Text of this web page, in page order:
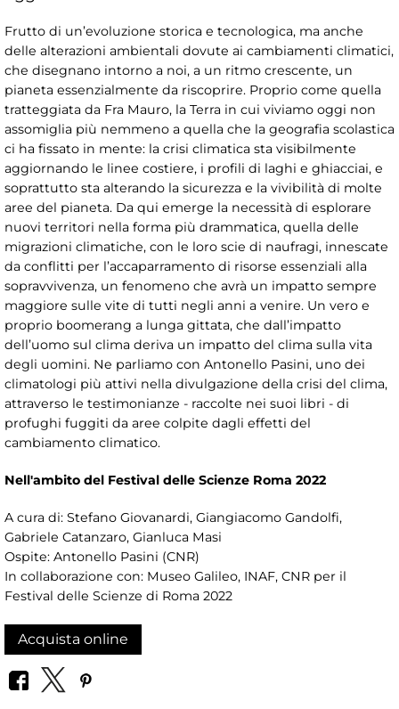
Frutto di un’evoluzione storica e tecnologica, ma anche
delle alterazioni ambientali dovute ai cambiamenti climatici,
che disegnano intorno a noi, a un ritmo crescente, un
pianeta essenzialmente da riscoprire. Proprio come quella
tratteggiata da Fra Mauro, la Terra in cui viviamo oggi non
assomiglia più nemmeno a quella che la geografia scolastica
ci ha fissato in mente: la crisi climatica sta visibilmente
aggiornando le linee costiere, i profili di laghi e ghiacciai, e
soprattutto sta alterando la sicurezza e la vivibilità di molte
aree del pianeta. Da qui emerge la necessità di esplorare
nuovi territori nella forma più drammatica, quella delle
migrazioni climatiche, con le loro scie di naufragi, innescate
da conflitti per l’accaparramento di risorse essenziali alla
sopravvivenza, un fenomeno che avrà un impatto sempre
maggiore sulle vite di tutti negli anni a venire. Un vero e
proprio boomerang a lunga gittata, che dall’impatto
dell’uomo sul clima deriva un impatto del clima sulla vita
degli uomini. Ne parliamo con Antonello Pasini, uno dei
climatologi più attivi nella divulgazione della crisi del clima,
attraverso le testimonianze - raccolte nei suoi libri - di
profughi fuggiti da aree colpite dagli effetti del
cambiamento climatico.
Nell'ambito del Festival delle Scienze Roma 2022
A cura di: Stefano Giovanardi, Giangiacomo Gandolfi,
Gabriele Catanzaro, Gianluca Masi
Ospite: Antonello Pasini (CNR)
In collaborazione con: Museo Galileo, INAF, CNR per il
Festival delle Scienze di Roma 2022
Acquista online